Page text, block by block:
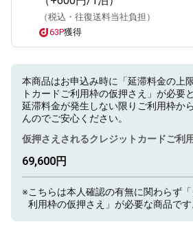
（税込・往復送料当社負担）
63P獲得
本商品はお申込み時に「延滞料金の上
トカードご利用枠の仮押さえ」が必要
延滞料金が発生しない限りご利用枠か
んのでご安心ください。
仮押さえされるクレジットカードご利
69,600円
※こちらは本人確認の有無に関わらず
利用枠の仮押さえ」が必要な商品です